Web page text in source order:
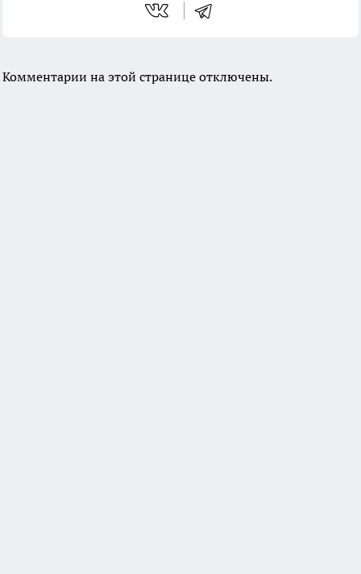
Комментарии на этой странице отключены.